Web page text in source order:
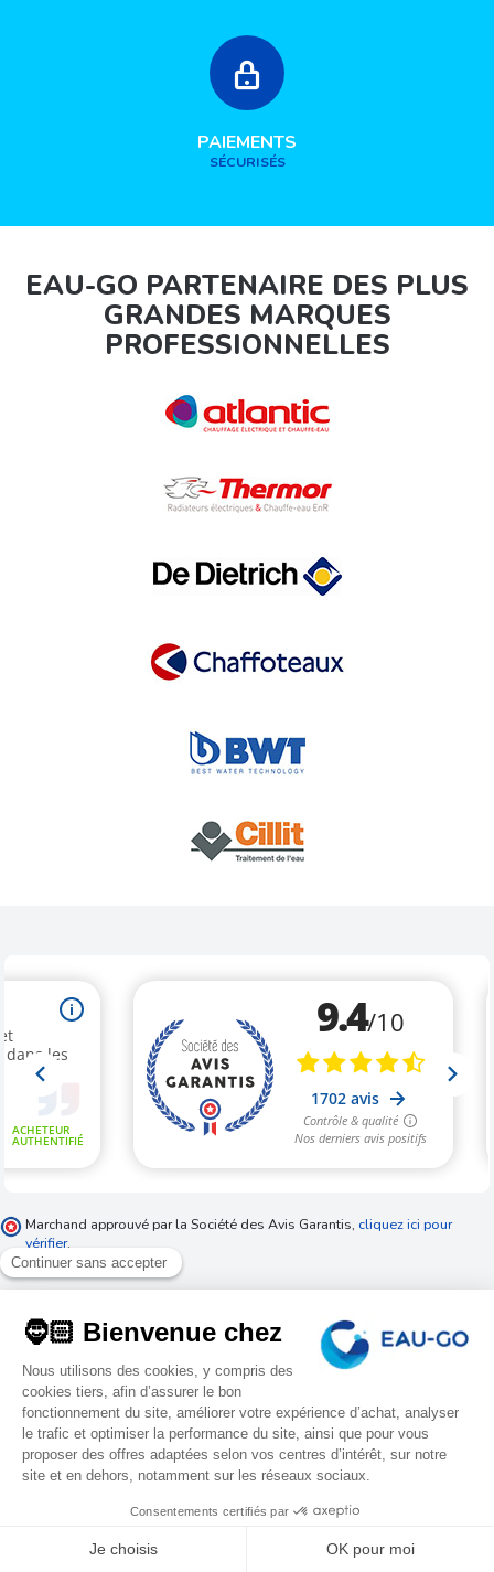
PAIEMENTS
SÉCURISÉS
EAU-GO PARTENAIRE DES PLUS
GRANDES MARQUES
PROFESSIONNELLES
Marchand approuvé par la Société des Avis Garantis, cliquez ici pour
vérifier.
CONTACT
SERVICE CLIENT
1 C rue des frères Lumières , 67200 Eckbolsheim
09 87 67 31 84
du lundi au vendredi de 9h00 à 12h00
et de 14h00 à 17h45 (le vendredi à 17h00)